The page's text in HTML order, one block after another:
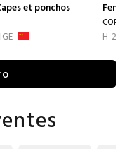
et ponchos
H-